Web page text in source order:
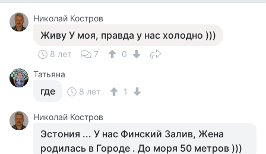
Николай Костров
Живу У моя, правда у нас холодно )))
8 лет 7
0
Татьяна
где 8 лет 1
Николай Костров
Эстония ... У нас Финский Залив, Жена
родилась в Городе . До моря 50 метров )))